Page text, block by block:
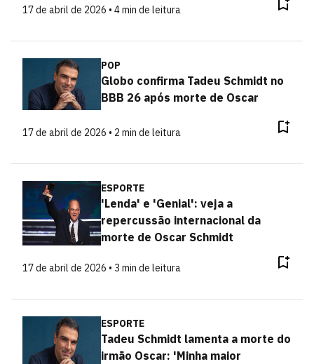
17 de abril de 2026 • 4 min de leitura
POP
Globo confirma Tadeu Schmidt no
BBB 26 após morte de Oscar
17 de abril de 2026 • 2 min de leitura
ESPORTE
'Lenda' e 'Genial': veja a
repercussão internacional da
morte de Oscar Schmidt
17 de abril de 2026 • 3 min de leitura
ESPORTE
Tadeu Schmidt lamenta a morte do
irmão Oscar: 'Minha maior